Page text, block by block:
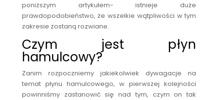
poniższym artykułem- istnieje duże
prawdopodobieństwo, że wszelkie wątpliwości w tym
zakresie zostaną rozwiane.
Czym jest płyn
hamulcowy?
Zanim rozpoczniemy jakiekolwiek dywagacje na
temat płynu hamulcowego, w pierwszej kolejności
powinniśmy zastanowić się nad tym, czym on tak